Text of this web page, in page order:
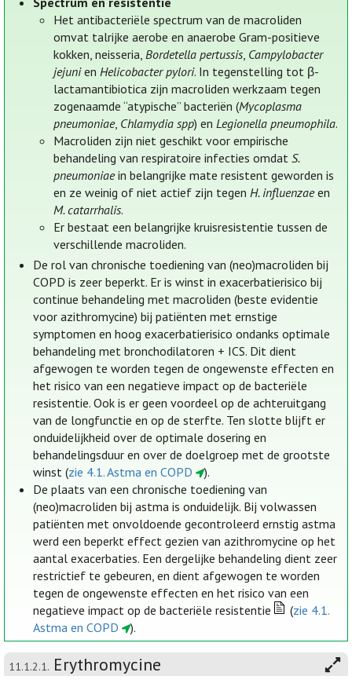
Het antibacteriële spectrum van de macroliden
omvat talrijke aerobe en anaerobe Gram-positieve
kokken, neisseria,Bordetella pertussis, Campylobacter
jejunienHelicobacter pylori. In tegenstelling tot β-
lactamantibiotica zijn macroliden werkzaam tegen
zogenaamde “atypische” bacteriën (Mycoplasma
pneumoniae, Chlamydia spp) enLegionella pneumophila.
Macroliden zijn niet geschikt voor empirische
behandeling van respiratoire infecties omdatS.
pneumoniaein belangrijke mate resistent geworden is
en ze weinig of niet actief zijn tegenH. influenzaeen
M. catarrhalis.
Er bestaat een belangrijke kruisresistentie tussen de
verschillende macroliden.
De rol van chronische toediening van (neo)macroliden bij
COPD is zeer beperkt. Er is winst in exacerbatierisico bij
continue behandeling met macroliden (beste evidentie
voor azithromycine) bij patiënten met ernstige
symptomen en hoog exacerbatierisico ondanks optimale
behandeling met bronchodilatoren + ICS. Dit dient
afgewogen te worden tegen de ongewenste effecten en
het risico van een negatieve impact op de bacteriële
resistentie. Ook is er geen voordeel op de achteruitgang
van de longfunctie en op de sterfte. Ten slotte blijft er
onduidelijkheid over de optimale dosering en
behandelingsduur en over de doelgroep met de grootste
winst (zie 4.1. Astma en COPD
).
De plaats van een chronische toediening van
(neo)macroliden bij astma is onduidelijk. Bij volwassen
patiënten met onvoldoende gecontroleerd ernstig astma
werd een beperkt effect gezien van azithromycine op het
aantal exacerbaties. Een dergelijke behandeling dient zeer
restrictief te gebeuren, en dient afgewogen te worden
tegen de ongewenste effecten en het risico van een
negatieve impact op de bacteriële resistentie
(zie 4.1.
Astma en COPD
).
11.1.2.1. Erythromycine